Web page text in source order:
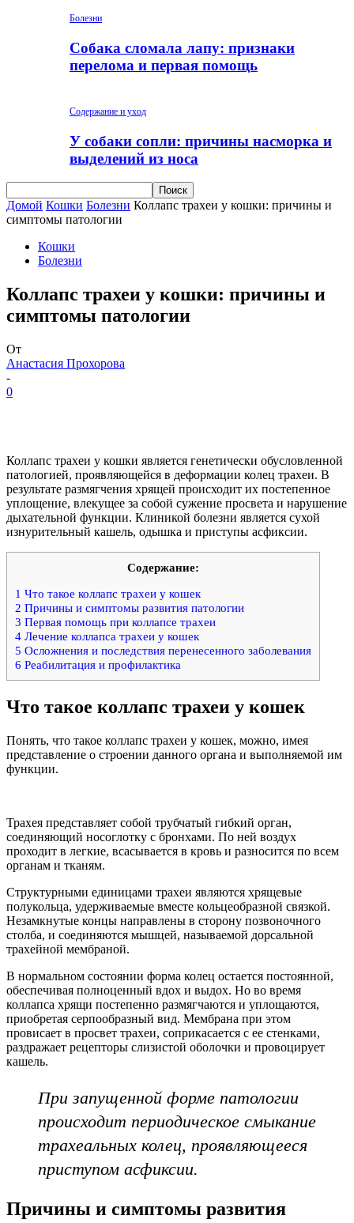
Болезни
Собака сломала лапу: признаки
перелома и первая помощь
Содержание и уход
У собаки сопли: причины насморка и
выделений из носа
Домой Кошки Болезни Коллапс трахеи у кошки: причины и
симптомы патологии
Кошки
Болезни
Коллапс трахеи у кошки: причины и
симптомы патологии
От
Анастасия Прохорова
-
0
Коллапс трахеи у кошки является генетически обусловленной
патологией, проявляющейся в деформации колец трахеи. В
результате размягчения хрящей происходит их постепенное
уплощение, влекущее за собой сужение просвета и нарушение
дыхательной функции. Клиникой болезни является сухой
изнурительный кашель, одышка и приступы асфиксии.
Содержание:
1 Что такое коллапс трахеи у кошек
2 Причины и симптомы развития патологии
3 Первая помощь при коллапсе трахеи
4 Лечение коллапса трахеи у кошек
5 Осложнения и последствия перенесенного заболевания
6 Реабилитация и профилактика
Что такое коллапс трахеи у кошек
Понять, что такое коллапс трахеи у кошек, можно, имея
представление о строении данного органа и выполняемой им
функции.
Трахея представляет собой трубчатый гибкий орган,
соединяющий носоглотку с бронхами. По ней воздух
проходит в легкие, всасывается в кровь и разносится по всем
органам и тканям.
Структурными единицами трахеи являются хрящевые
полукольца, удерживаемые вместе кольцеобразной связкой.
Незамкнутые концы направлены в сторону позвоночного
столба, и соединяются мышцей, называемой дорсальной
трахейной мембраной.
В нормальном состоянии форма колец остается постоянной,
обеспечивая полноценный вдох и выдох. Но во время
коллапса хрящи постепенно размягчаются и уплощаются,
приобретая серпообразный вид. Мембрана при этом
провисает в просвет трахеи, соприкасается с ее стенками,
раздражает рецепторы слизистой оболочки и провоцирует
кашель.
При запущенной форме патологии
происходит периодическое смыкание
трахеальных колец, проявляющееся
приступом асфиксии.
Причины и симптомы развития